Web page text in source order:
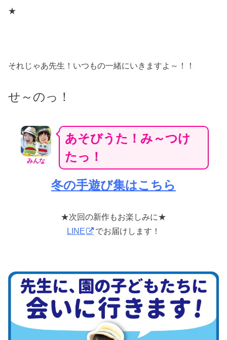
★
それじゃあ先生！いつもの一緒にいきますよ～！！
せ～のっ！
みんな
あそびうた！み～つけ
たっ！
冬の手遊び集はこちら
★次回の新作もお楽しみに★
LINE
でお届けします！